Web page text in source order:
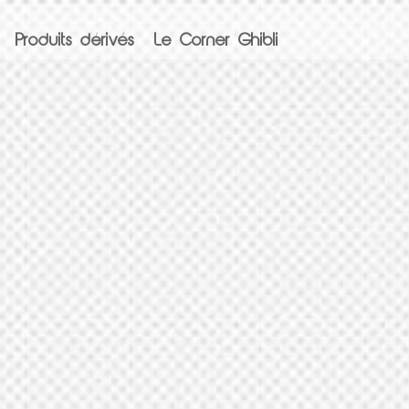
Produits dérivés Le Corner Ghibli